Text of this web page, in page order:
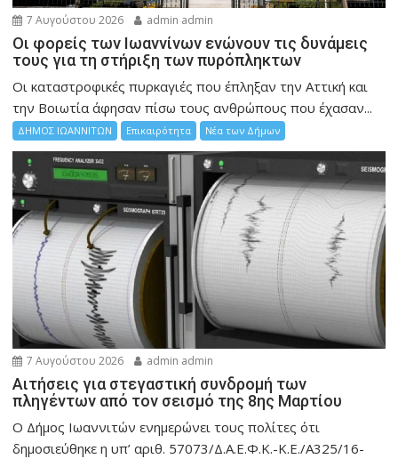
7 Αυγούστου 2026 admin admin
Οι φορείς των Ιωαννίνων ενώνουν τις δυνάμεις
τους για τη στήριξη των πυρόπληκτων
Οι καταστροφικές πυρκαγιές που έπληξαν την Αττική και
την Bοιωτία άφησαν πίσω τους ανθρώπους που έχασαν...
ΔΗΜΟΣ ΙΩΑΝΝΙΤΩΝ Επικαιρότητα Νέα των Δήμων
7 Αυγούστου 2026 admin admin
Αιτήσεις για στεγαστική συνδρομή των
πληγέντων από τον σεισμό της 8ης Μαρτίου
Ο Δήμος Ιωαννιτών ενημερώνει τους πολίτες ότι
δημοσιεύθηκε η υπ’ αριθ. 57073/Δ.Α.Ε.Φ.Κ.-Κ.Ε./Α325/16-